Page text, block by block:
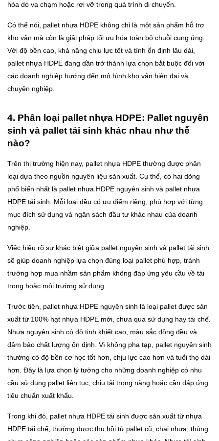
hóa do va chạm hoặc rơi vỡ trong quá trình di chuyển.
Có thể nói, pallet nhựa HDPE không chỉ là một sản phẩm hỗ trợ
kho vận mà còn là giải pháp tối ưu hóa toàn bộ chuỗi cung ứng.
Với độ bền cao, khả năng chịu lực tốt và tính ổn định lâu dài,
pallet nhựa HDPE đang dần trở thành lựa chọn bắt buộc đối với
các doanh nghiệp hướng đến mô hình kho vận hiện đại và
chuyên nghiệp.
4. Phân loại pallet nhựa HDPE: Pallet nguyên
sinh và pallet tái sinh khác nhau như thế
nào?
Trên thị trường hiện nay, pallet nhựa HDPE thường được phân
loại dựa theo nguồn nguyên liệu sản xuất. Cụ thể, có hai dòng
phổ biến nhất là pallet nhựa HDPE nguyên sinh và pallet nhựa
HDPE tái sinh. Mỗi loại đều có ưu điểm riêng, phù hợp với từng
mục đích sử dụng và ngân sách đầu tư khác nhau của doanh
nghiệp.
Việc hiểu rõ sự khác biệt giữa pallet nguyên sinh và pallet tái sinh
sẽ giúp doanh nghiệp lựa chọn đúng loại pallet phù hợp, tránh
trường hợp mua nhầm sản phẩm không đáp ứng yêu cầu về tải
trọng hoặc môi trường sử dụng.
Trước tiên, pallet nhựa HDPE nguyên sinh là loại pallet được sản
xuất từ 100% hạt nhựa HDPE mới, chưa qua sử dụng hay tái chế.
Nhựa nguyên sinh có độ tinh khiết cao, màu sắc đồng đều và
đảm bảo chất lượng ổn định. Vì không pha tạp, pallet nguyên sinh
thường có độ bền cơ học tốt hơn, chịu lực cao hơn và tuổi thọ dài
hơn. Đây là lựa chọn lý tưởng cho những doanh nghiệp có nhu
cầu sử dụng pallet liên tục, chịu tải trọng nặng hoặc cần đáp ứng
tiêu chuẩn xuất khẩu.
Trong khi đó, pallet nhựa HDPE tái sinh được sản xuất từ nhựa
HDPE tái chế, thường được thu hồi từ pallet cũ, chai nhựa, thùng